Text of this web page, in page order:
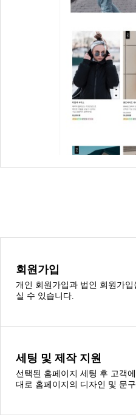
회원가입
개인 회원가입과 법인 회원가
실 수 있습니다.
세팅 및 제작 지원
선택된 홈페이지 세팅 후 고객
대로 홈페이지의 디자인 및 문